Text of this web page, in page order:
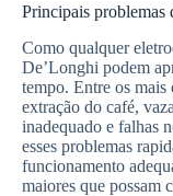
Principais problemas
Como qualquer
De’Longhi podem
tempo. Entre os mais
extração do café,
inadequado e falhas
esses problemas
funcionamento
maiores que possam